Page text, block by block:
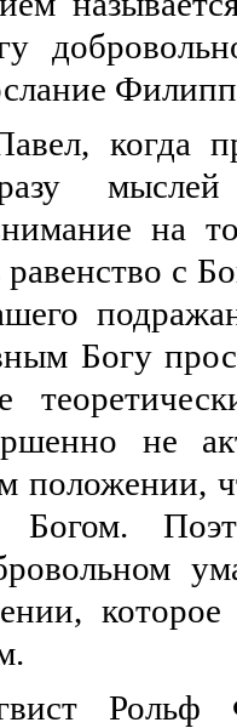
когда
на
с
Богу
не
положении,
которое